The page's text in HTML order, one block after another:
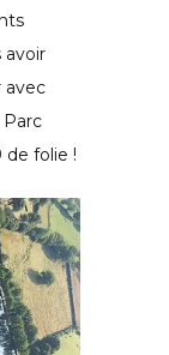
avoir
avec
Parc
de folie !